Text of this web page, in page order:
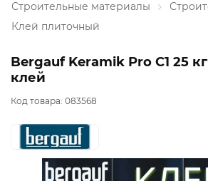
Строительные материалы
Клей плиточный
Bergauf Keramik Pro С1 25
клей
Код товара: 083568